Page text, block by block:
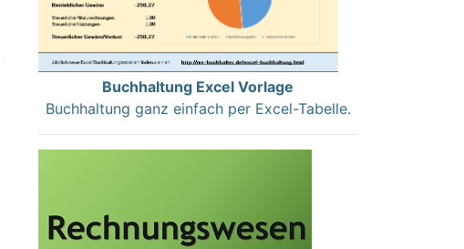
Buchhaltung Excel Vorlage
Buchhaltung ganz einfach per Excel-Tabelle.